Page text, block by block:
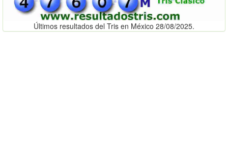
Últimos resultados del Tris en México 28/08/2025.